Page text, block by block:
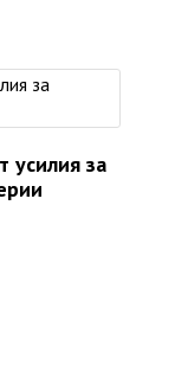
усилия за